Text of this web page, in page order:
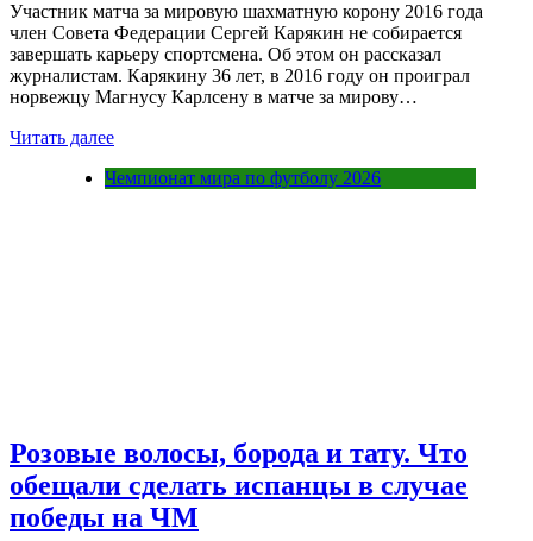
Участник матча за мировую шахматную корону 2016 года
член Совета Федерации Сергей Карякин не собирается
завершать карьеру спортсмена. Об этом он рассказал
журналистам. Карякину 36 лет, в 2016 году он проиграл
норвежцу Магнусу Карлсену в матче за мирову…
Читать далее
Чемпионат мира по футболу 2026
Розовые волосы, борода и тату. Что
обещали сделать испанцы в случае
победы на ЧМ